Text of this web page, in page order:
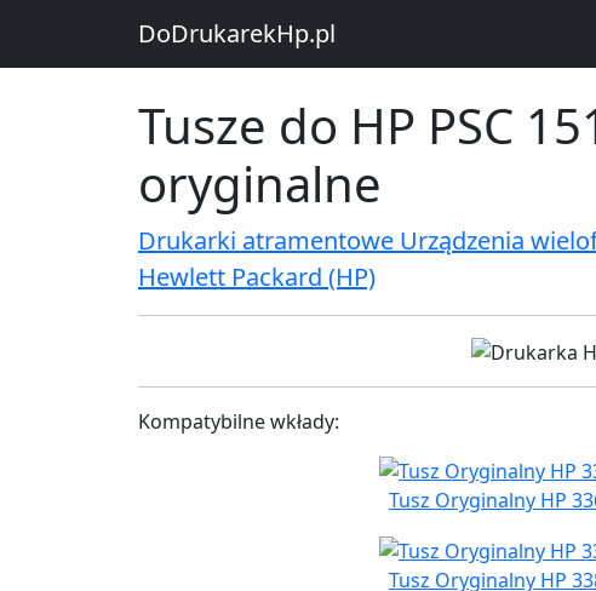
DoDrukarekHp.pl
Tusze do HP PSC
oryginalne
Drukarki atramentowe Urządzenia
Hewlett Packard (HP)
Kompatybilne wkłady:
Tusz Oryginalny HP
Tusz Oryginalny HP